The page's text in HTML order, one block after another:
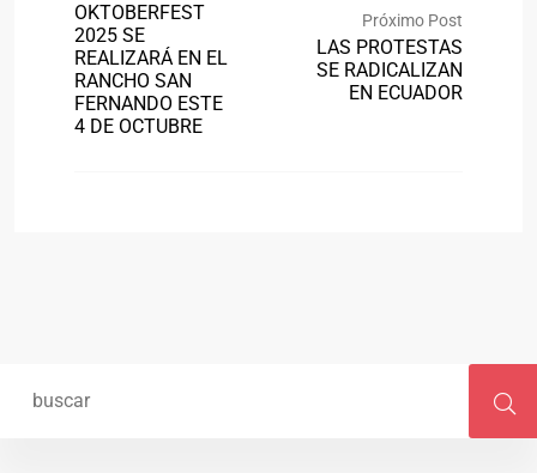
OKTOBERFEST
2025 SE
REALIZARÁ EN EL
RANCHO SAN
FERNANDO ESTE
4 DE OCTUBRE
Próximo Post
LAS PROTESTAS
SE RADICALIZAN
EN ECUADOR